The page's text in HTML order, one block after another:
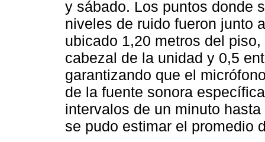
y sábado. Los puntos donde
niveles de ruido fueron junto
ubicado 1,20 metros del
cabezal de la unidad y 0,5
garantizando que el
de la fuente sonora
intervalos de un minuto
se pudo estimar el promedio